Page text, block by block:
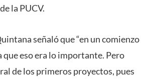
la PUCV.
señaló que “en un comienzo
eso era lo importante. Pero
de los primeros proyectos, pues